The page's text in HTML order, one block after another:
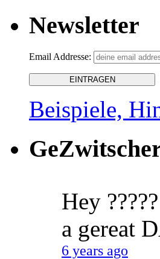
Newsletter
Email Addresse:
Beispiele,
Hey
a gereat
6 years ago